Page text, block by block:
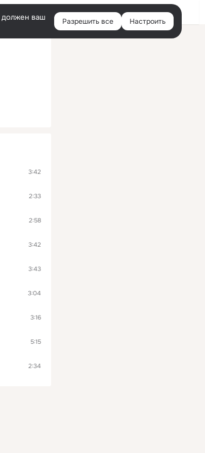
Войти
должен ваш
Разрешить все Настроить
3:42
2:33
2:58
3:42
3:43
3:04
3:16
5:15
2:34